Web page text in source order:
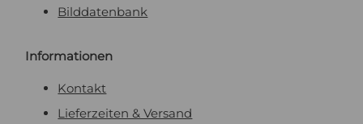
Bilddatenbank
Informationen
Kontakt
Lieferzeiten & Versand